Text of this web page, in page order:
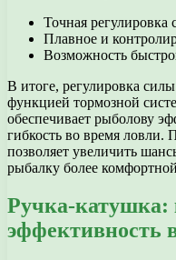
Точная регулировка
Плавное и
Возможность
В итоге, регулировка
функцией тормозной
обеспечивает рыболову
гибкость во время ловли.
позволяет увеличить
рыбалку более
Ручка-катушка:
эффективность